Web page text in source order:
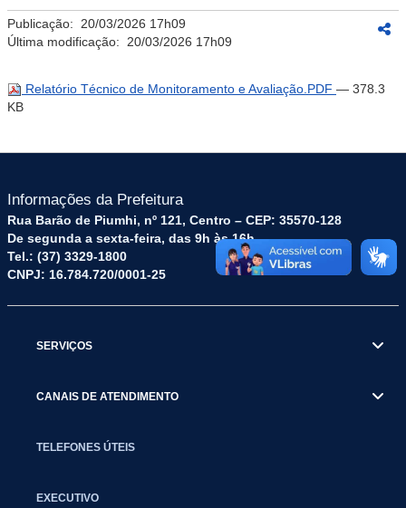
Publicação: 20/03/2026 17h09
Última modificação: 20/03/2026 17h09
Relatório Técnico de Monitoramento e Avaliação.PDF — 378.3
KB
Informações da Prefeitura
Rua Barão de Piumhi, nº 121, Centro – CEP: 35570-128
De segunda a sexta-feira, das 9h às 16h
Tel.: (37) 3329-1800
CNPJ: 16.784.720/0001-25
SERVIÇOS
CANAIS DE ATENDIMENTO
TELEFONES ÚTEIS
EXECUTIVO